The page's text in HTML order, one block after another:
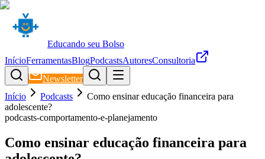
Educando seu Bolso
InícioFerramentasBlogPodcastsAutoresConsultoria
Newsletter
Início
Podcasts
Como ensinar educação financeira para
adolescente?
podcasts-comportamento-e-planejamento
Como ensinar educação financeira para